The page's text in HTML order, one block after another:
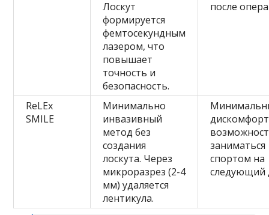
Лоскут
формируется
фемтосекундным
лазером, что
повышает
точность и
безопасность.
после
ReLEx
SMILE
Минимально
инвазивный
метод без
создания
лоскута. Через
микроразрез (2-4
мм) удаляется
лентикула.
заниматься
спортом на
следующий